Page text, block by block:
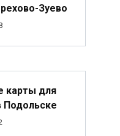
Зуево
карты для
Подольске